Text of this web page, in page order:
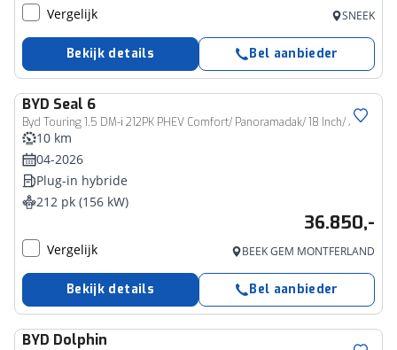
Vergelijk SNEEK
Bekijk details Bel aanbieder
BYD Seal 6
Byd Touring 1.5 DM-i 212PK PHEV Comfort/ Panoramadak/ 18 Inch/ Adaptieve cruise/ 360 Camera/ 8000 euro korting/ 100 KM elektrisch/ Nieuwe voorraad auto
10 km
04-2026
Plug-in hybride
212 pk (156 kW)
36.850,-
Vergelijk BEEK GEM MONTFERLAND
Bekijk details Bel aanbieder
BYD Dolphin